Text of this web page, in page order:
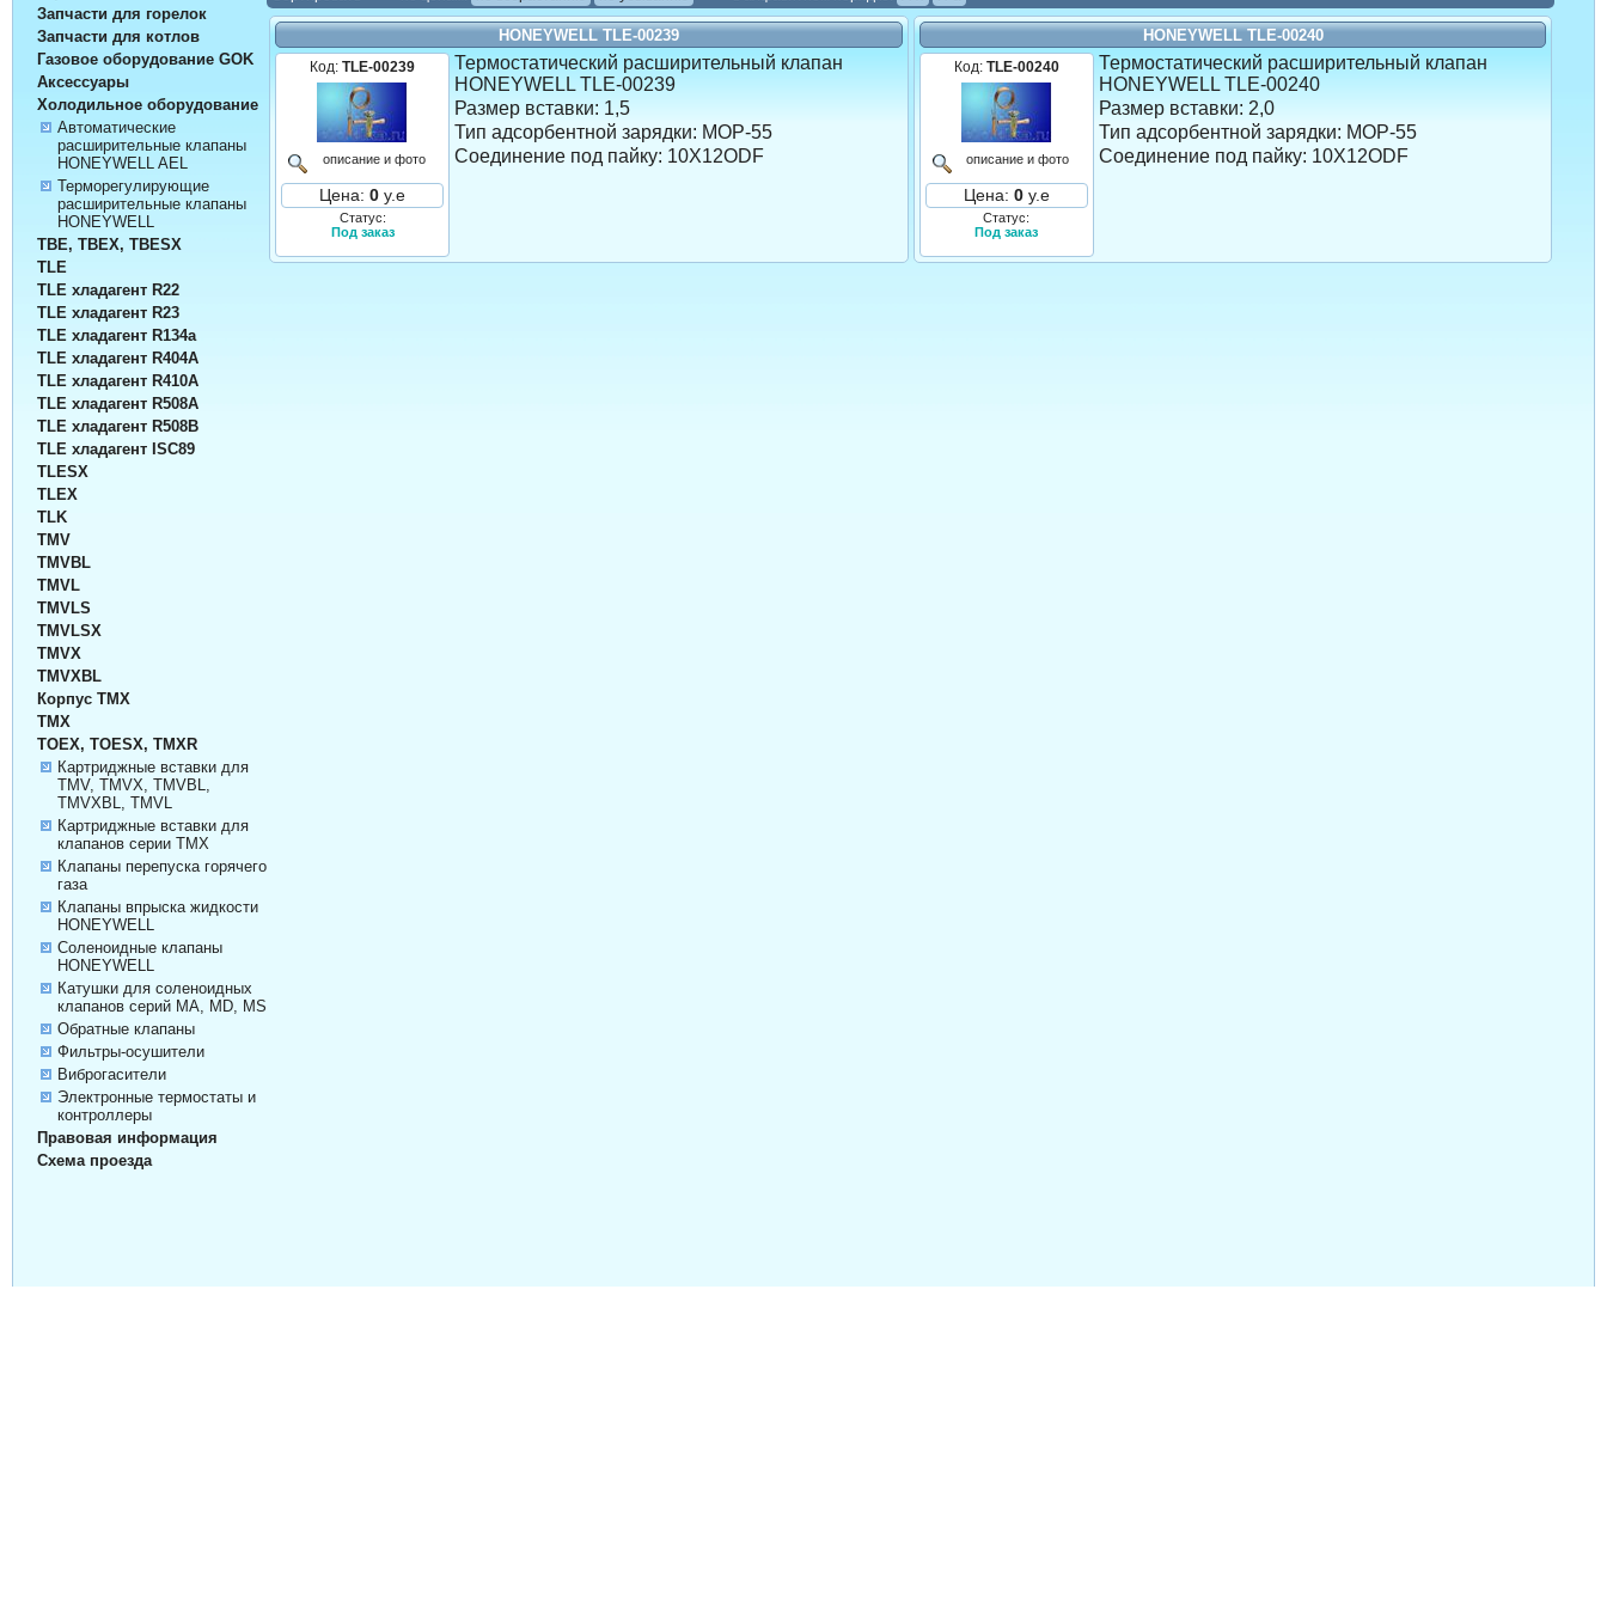
Запчасти для горелок
Запчасти для котлов
Газовое оборудование GOK
Аксессуары
Холодильное оборудование
Автоматические
расширительные клапаны
HONEYWELL AEL
Терморегулирующие
расширительные клапаны
HONEYWELL
TBE, TBEX, TBESX
TLE
TLE хладагент R22
TLE хладагент R23
TLE хладагент R134а
TLE хладагент R404A
TLE хладагент R410A
TLE хладагент R508A
TLE хладагент R508B
TLE хладагент ISC89
TLESX
TLEX
TLK
TMV
TMVBL
TMVL
TMVLS
TMVLSX
TMVX
TMVXBL
Корпус TMX
TMX
TOEX, TOESX, TMXR
Картриджные вставки для
TMV, TMVX, TMVBL,
TMVXBL, TMVL
Картриджные вставки для
клапанов серии TMX
Клапаны перепуска горячего
газа
Клапаны впрыска жидкости
HONEYWELL
Соленоидные клапаны
HONEYWELL
Катушки для соленоидных
клапанов серий MA, MD, MS
Обратные клапаны
Фильтры-осушители
Виброгасители
Электронные термостаты и
контроллеры
Правовая информация
Схема проезда
HONEYWELL TLE-00239
Код:TLE-00239
описание и фото
Цена: 0 у.е
Статус:
Под заказ
Термостатический расширительный клапан
HONEYWELL TLE-00239
Размер вставки: 1,5
Тип адсорбентной зарядки: MOP-55
Соединение под пайку: 10X12ODF
HONEYWELL TLE-00240
Код: TLE-00240
описание и фото
Цена: 0 у.е
Статус:
Под заказ
Термостатический расширительный клапан
HONEYWELL TLE-00240
Размер вставки: 2,0
Тип адсорбентной зарядки: MOP-55
Соединение под пайку: 10X12ODF